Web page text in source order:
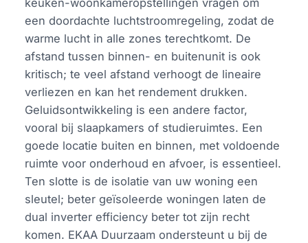
keuken-woonkameropstellingen vragen om
een doordachte luchtstroomregeling, zodat de
warme lucht in alle zones terechtkomt. De
afstand tussen binnen- en buitenunit is ook
kritisch; te veel afstand verhoogt de lineaire
verliezen en kan het rendement drukken.
Geluidsontwikkeling is een andere factor,
vooral bij slaapkamers of studieruimtes. Een
goede locatie buiten en binnen, met voldoende
ruimte voor onderhoud en afvoer, is essentieel.
Ten slotte is de isolatie van uw woning een
sleutel; beter geïsoleerde woningen laten de
dual inverter efficiency beter tot zijn recht
komen. EKAA Duurzaam ondersteunt u bij de